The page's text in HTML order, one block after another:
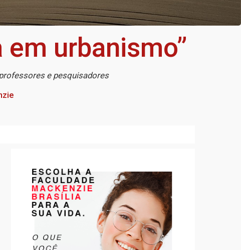
urbanismo”
e pesquisadores